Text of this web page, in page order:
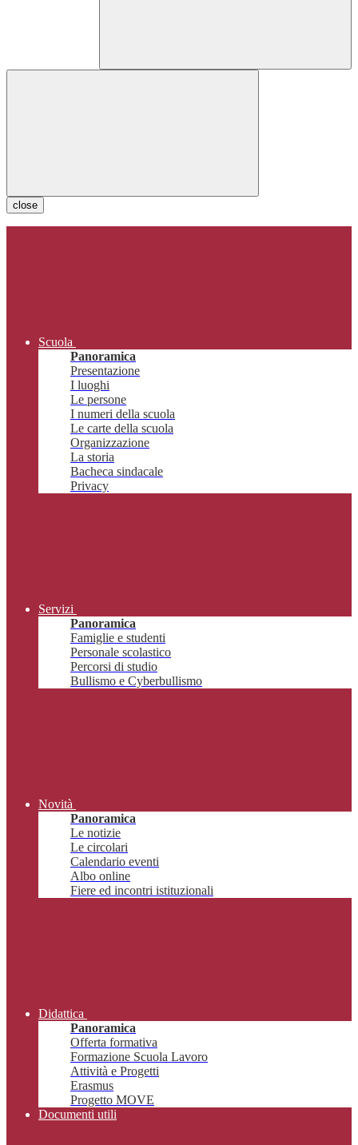
close
Scuola
Panoramica
Presentazione
I luoghi
Le persone
I numeri della scuola
Le carte della scuola
Organizzazione
La storia
Bacheca sindacale
Privacy
Servizi
Panoramica
Famiglie e studenti
Personale scolastico
Percorsi di studio
Bullismo e Cyberbullismo
Novità
Panoramica
Le notizie
Le circolari
Calendario eventi
Albo online
Fiere ed incontri istituzionali
Didattica
Panoramica
Offerta formativa
Formazione Scuola Lavoro
Attività e Progetti
Erasmus
Progetto MOVE
Documenti utili